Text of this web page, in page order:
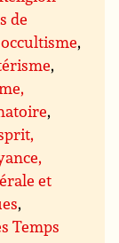
de
,
,
,
et
,
Temps